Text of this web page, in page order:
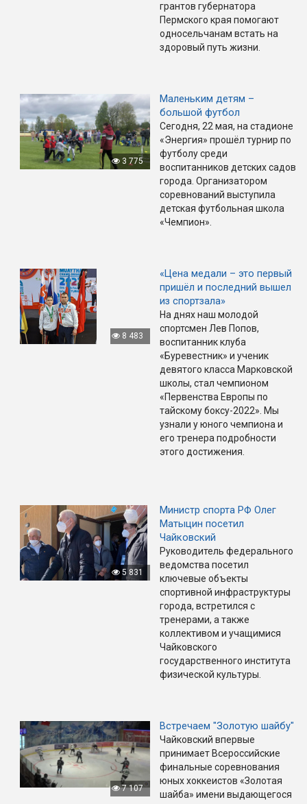
грантов губернатора
Пермского края помогают
односельчанам встать на
здоровый путь жизни.
3 775
Маленьким детям –
большой футбол
Сегодня, 22 мая, на стадионе
«Энергия» прошёл турнир по
футболу среди
воспитанников детских садов
города. Организатором
соревнований выступила
детская футбольная школа
«Чемпион».
8 483
«Цена медали – это первый
пришёл и последний вышел
из спортзала»
На днях наш молодой
спортсмен Лев Попов,
воспитанник клуба
«Буревестник» и ученик
девятого класса Марковской
школы, стал чемпионом
«Первенства Европы по
тайскому боксу-2022». Мы
узнали у юного чемпиона и
его тренера подробности
этого достижения.
5 831
Министр спорта РФ Олег
Матыцин посетил
Чайковский
Руководитель федерального
ведомства посетил
ключевые объекты
спортивной инфраструктуры
города, встретился с
тренерами, а также
коллективом и учащимися
Чайковского
государственного института
физической культуры.
7 107
Встречаем "Золотую шайбу"
Чайковский впервые
принимает Всероссийские
финальные соревнования
юных хоккеистов «Золотая
шайба» имени выдающегося